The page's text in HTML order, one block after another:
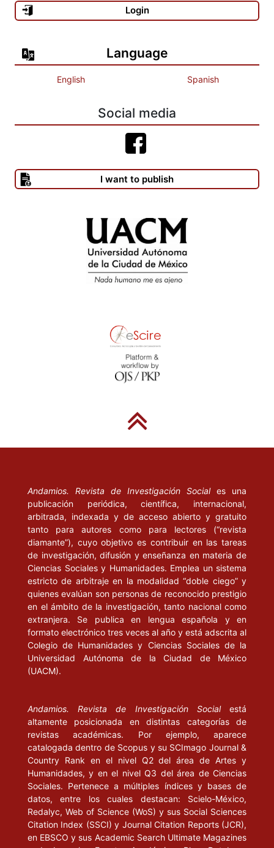
Login
Language
English Spanish
Social media
I want to publish
Andamios. Revista de Investigación Social es una
publicación periódica, científica, internacional,
arbitrada, indexada y de acceso abierto y gratuito
tanto para autores como para lectores (“revista
diamante”), cuyo objetivo es contribuir en las tareas
de investigación, difusión y enseñanza en materia de
Ciencias Sociales y Humanidades. Emplea un sistema
estricto de arbitraje en la modalidad “doble ciego” y
quienes evalúan son personas de reconocido prestigio
en el ámbito de la investigación, tanto nacional como
extranjera. Se publica en lengua española y en
formato electrónico tres veces al año y está adscrita al
Colegio de Humanidades y Ciencias Sociales de la
Universidad Autónoma de la Ciudad de México
(UACM).
Andamios. Revista de Investigación Socialestá
altamente posicionada en distintas categorías de
revistas académicas. Por ejemplo, aparece
catalogada dentro de Scopus y su SCImago Journal &
Country Rank en el nivel Q2 del área de Artes y
Humanidades, y en el nivel Q3 del área de Ciencias
Sociales. Pertenece a múltiples índices y bases de
datos, entre los cuales destacan: Scielo-México,
Redalyc, Web of Science (WoS) y sus Social Sciences
Citation Index (SSCI) y Journal Citation Reports (JCR),
en EBSCO y sus Academic Search Ultimate Magazines